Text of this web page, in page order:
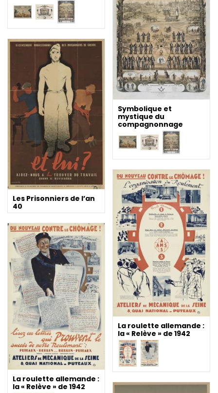
Symbolique et
mystique du
compagnonnage
Les Prisonniers de l’an
40
La roulette allemande :
la « Relève » de 1942
La roulette allemande :
la « Relève » de 1942